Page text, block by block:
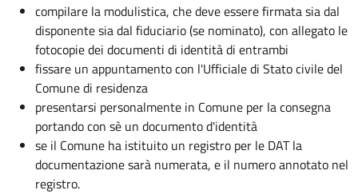
compilare la modulistica, che deve essere firmata sia dal
disponente sia dal fiduciario (se nominato), con allegato le
fotocopie dei documenti di identità di entrambi
fissare un appuntamento con l'Ufficiale di Stato civile del
Comune di residenza
presentarsi personalmente in Comune per la consegna
portando con sè un documento d'identità
se il Comune ha istituito un registro per le DAT la
documentazione sarà numerata, e il numero annotato nel
registro.